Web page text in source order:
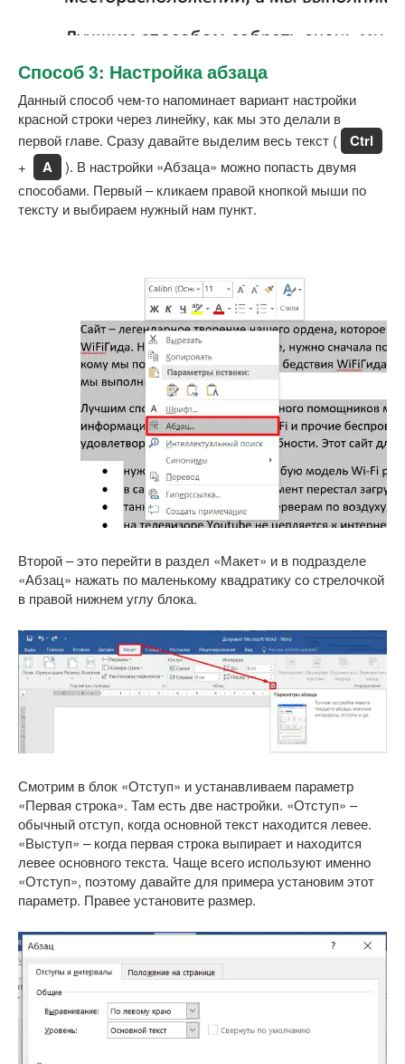
Способ 3: Настройка абзаца
Данный способ чем-то напоминает вариант настройки
красной строки через линейку, как мы это делали в
первой главе. Сразу давайте выделим весь текст (
Ctrl
+ A
). В настройки «Абзаца» можно попасть двумя
способами. Первый – кликаем правой кнопкой мыши по
тексту и выбираем нужный нам пункт.
Второй – это перейти в раздел «Макет» и в подразделе
«Абзац» нажать по маленькому квадратику со стрелочкой
в правой нижнем углу блока.
Смотрим в блок «Отступ» и устанавливаем параметр
«Первая строка». Там есть две настройки. «Отступ» –
обычный отступ, когда основной текст находится левее.
«Выступ» – когда первая строка выпирает и находится
левее основного текста. Чаще всего используют именно
«Отступ», поэтому давайте для примера установим этот
параметр. Правее установите размер.